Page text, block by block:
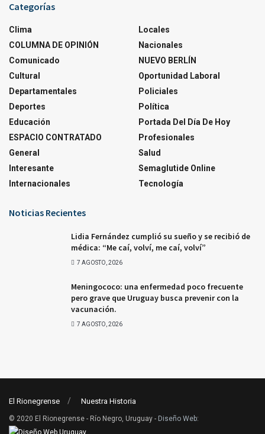
Categorías
Clima
COLUMNA DE OPINIÓN
Comunicado
Cultural
Departamentales
Deportes
Educación
ESPACIO CONTRATADO
General
Interesante
Internacionales
Locales
Nacionales
NUEVO BERLÍN
Oportunidad Laboral
Policiales
Política
Portada Del Día De Hoy
Profesionales
Salud
Semaglutide Online
Tecnología
Noticias Recientes
Lidia Fernández cumplió su sueño y se recibió de
médica: “Me caí, volví, me caí, volví”
7 AGOSTO, 2026
Meningococo: una enfermedad poco frecuente
pero grave que Uruguay busca prevenir con la
vacunación.
7 AGOSTO, 2026
El Rionegrense Nuestra Historia
© 2020 El Rionegrense - Río Negro, Uruguay - Diseño Web: